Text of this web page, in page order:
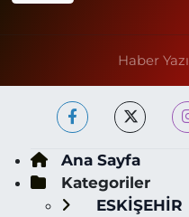
Haber
Ana Sayfa
Kategoriler
ESKİŞEHİR